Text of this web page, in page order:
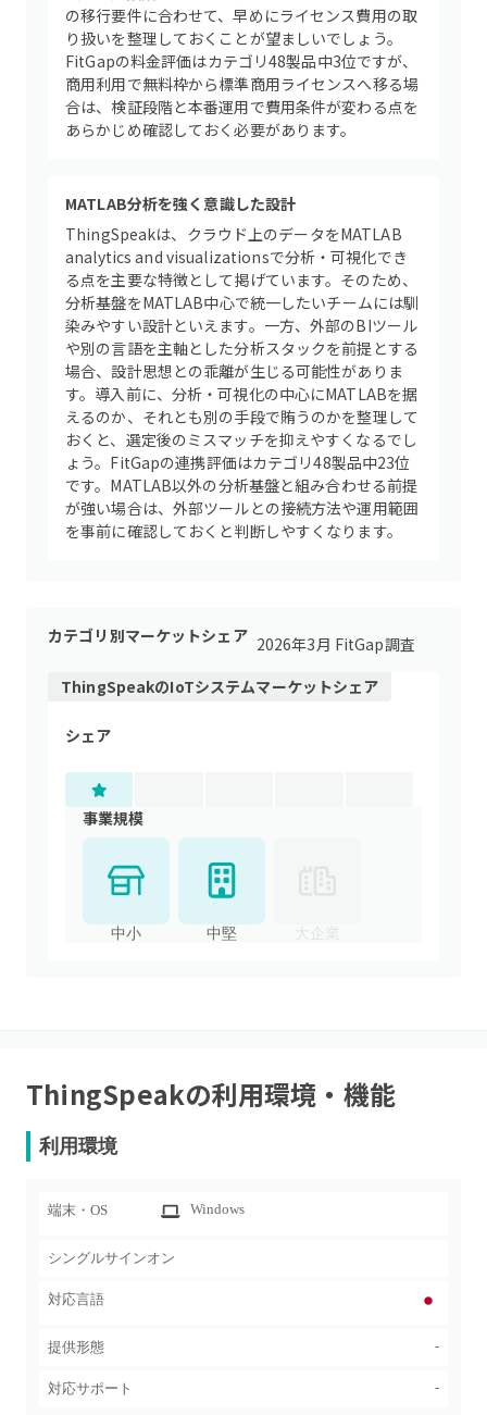
の移行要件に合わせて、早めにライセンス費用の取
り扱いを整理しておくことが望ましいでしょう。
FitGapの料金評価はカテゴリ48製品中3位ですが、
商用利用で無料枠から標準商用ライセンスへ移る場
合は、検証段階と本番運用で費用条件が変わる点を
あらかじめ確認しておく必要があります。
MATLAB分析を強く意識した設計
ThingSpeakは、クラウド上のデータをMATLAB
analytics and visualizationsで分析・可視化でき
る点を主要な特徴として掲げています。そのため、
分析基盤をMATLAB中心で統一したいチームには馴
染みやすい設計といえます。一方、外部のBIツール
や別の言語を主軸とした分析スタックを前提とする
場合、設計思想との乖離が生じる可能性がありま
す。導入前に、分析・可視化の中心にMATLABを据
えるのか、それとも別の手段で賄うのかを整理して
おくと、選定後のミスマッチを抑えやすくなるでし
ょう。FitGapの連携評価はカテゴリ48製品中23位
です。MATLAB以外の分析基盤と組み合わせる前提
が強い場合は、外部ツールとの接続方法や運用範囲
を事前に確認しておくと判断しやすくなります。
カテゴリ別マーケットシェア 2026年3月 FitGap調査
ThingSpeakのIoTシステムマーケットシェア
シェア
事業規模
中小 中堅 大企業
ThingSpeakの利用環境・機能
利用環境
端末・OS Windows
シングルサインオン
対応言語
提供形態 -
対応サポート -